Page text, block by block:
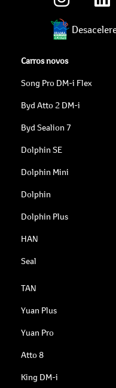
Carros novos
Song Pro DM-i Flex
Byd Atto 2 DM-i
Byd Sealion 7
Dolphin SE
Dolphin Mini
Dolphin
Dolphin Plus
HAN
Seal
TAN
Yuan Plus
Yuan Pro
Atto 8
King DM-i